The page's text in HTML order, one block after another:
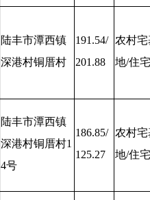
陆丰市潭西镇
深港村铜厝村
191.54/
201.88
农村宅
地/住宅
陆丰市潭西镇
深港村铜厝村1
4号
186.85/
125.27
农村宅
地/住宅